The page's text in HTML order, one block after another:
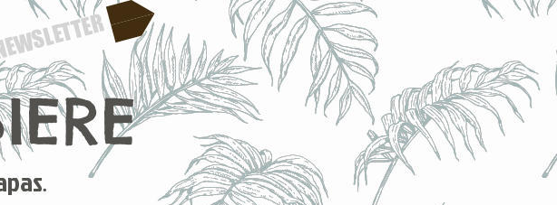
.